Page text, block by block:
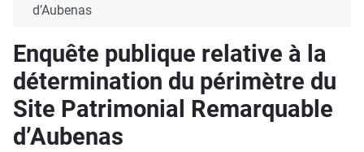
d’Aubenas
Enquête publique relative à la
détermination du périmètre du
Site Patrimonial Remarquable
d’Aubenas